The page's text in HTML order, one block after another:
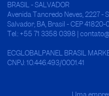
BRASIL - SALVADOR
Avenida Tancredo Neves, 2227 -
Salvador, BA, Brasil - CEP 41820-
Tel.: +55 71 3358 0398 |
ECGLOBALPANEL BRASIL
CNPJ: 10.446.493/0001.41